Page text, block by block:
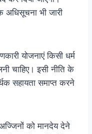
भी जारी
योजनाएं किसी धर्म
चाहिए। इसी नीति के
सहायता समाप्त करने
को मानदेय देने